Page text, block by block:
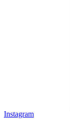
Instagram